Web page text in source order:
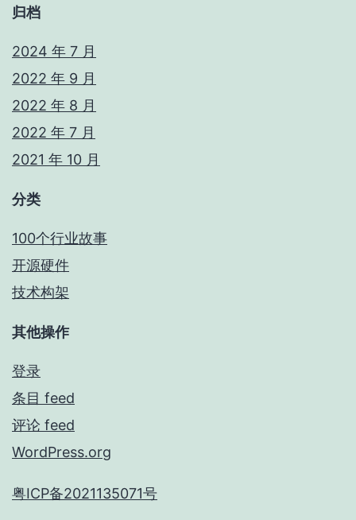
归档
2024 年 7 月
2022 年 9 月
2022 年 8 月
2022 年 7 月
2021 年 10 月
分类
100个行业故事
开源硬件
技术构架
其他操作
登录
条目 feed
评论 feed
WordPress.org
粤ICP备2021135071号